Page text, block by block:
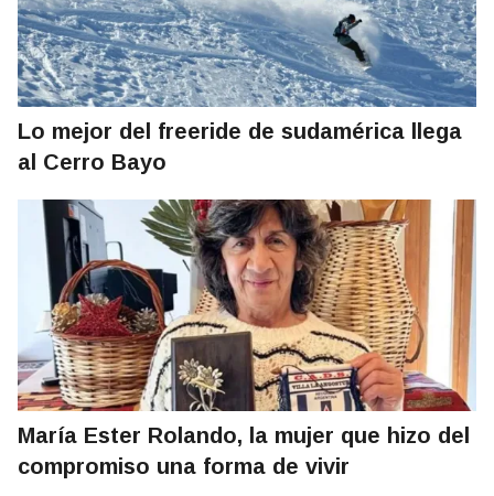
Lo mejor del freeride de sudamérica llega
al Cerro Bayo
María Ester Rolando, la mujer que hizo del
compromiso una forma de vivir